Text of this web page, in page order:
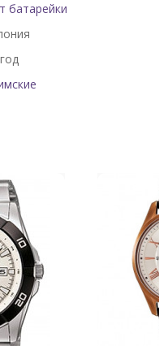
батарейки